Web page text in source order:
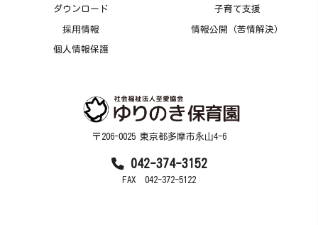
ダウンロード 子育て支援
採用情報 情報公開（苦情解決）
個人情報保護
〒206-0025 東京都多摩市永⼭4-6
042-374-3152
FAX 042-372-5122